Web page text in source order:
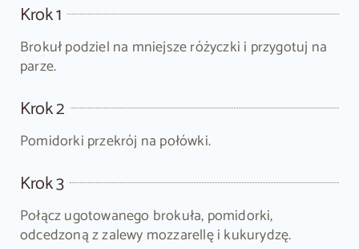
Krok 1
Brokuł podziel na mniejsze różyczki i przygotuj na
parze.
Krok 2
Pomidorki przekrój na połówki.
Krok 3
Połącz ugotowanego brokuła, pomidorki,
odcedzoną z zalewy mozzarellę i kukurydzę.